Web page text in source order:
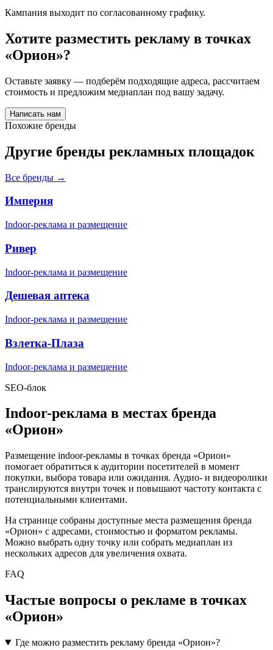
Кампания выходит по согласованному графику.
Хотите разместить рекламу в точках
«Орион»?
Оставьте заявку — подберём подходящие адреса, рассчитаем
стоимость и предложим медиаплан под вашу задачу.
Написать нам
Похожие бренды
Другие бренды рекламных площадок
Все бренды →
Империя
Indoor-реклама и размещение
Ривер
Indoor-реклама и размещение
Дешевая аптека
Indoor-реклама и размещение
Взлетка-Плаза
Indoor-реклама и размещение
SEO-блок
Indoor-реклама в местах бренда
«Орион»
Размещение indoor-рекламы в точках бренда «Орион»
помогает обратиться к аудитории посетителей в момент
покупки, выбора товара или ожидания. Аудио- и видеоролики
транслируются внутри точек и повышают частоту контакта с
потенциальными клиентами.
На странице собраны доступные места размещения бренда
«Орион» с адресами, стоимостью и форматом рекламы.
Можно выбрать одну точку или собрать медиаплан из
нескольких адресов для увеличения охвата.
FAQ
Частые вопросы о рекламе в точках
«Орион»
Где можно разместить рекламу бренда «Орион»?